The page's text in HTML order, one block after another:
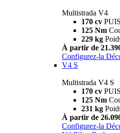
Multistrada V4
170 cv
125 Nm
229 kg
À partir de
Configurez-la
V4 S
Multistrada V4 S
170 cv
125 Nm
231 kg
À partir de
Configurez-la